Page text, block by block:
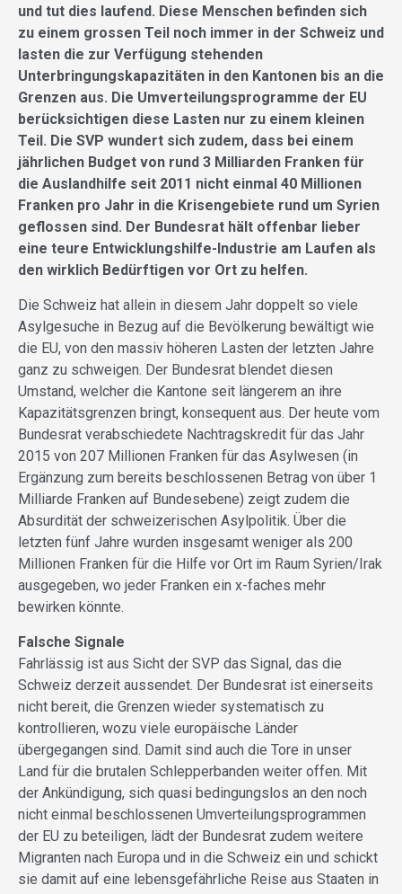
und tut dies laufend. Diese Menschen befinden sich
zu einem grossen Teil noch immer in der Schweiz und
lasten die zur Verfügung stehenden
Unterbringungskapazitäten in den Kantonen bis an die
Grenzen aus. Die Umverteilungsprogramme der EU
berücksichtigen diese Lasten nur zu einem kleinen
Teil. Die SVP wundert sich zudem, dass bei einem
jährlichen Budget von rund 3 Milliarden Franken für
die Auslandhilfe seit 2011 nicht einmal 40 Millionen
Franken pro Jahr in die Krisengebiete rund um Syrien
geflossen sind. Der Bundesrat hält offenbar lieber
eine teure Entwicklungshilfe-Industrie am Laufen als
den wirklich Bedürftigen vor Ort zu helfen.
Die Schweiz hat allein in diesem Jahr doppelt so viele
Asylgesuche in Bezug auf die Bevölkerung bewältigt wie
die EU, von den massiv höheren Lasten der letzten Jahre
ganz zu schweigen. Der Bundesrat blendet diesen
Umstand, welcher die Kantone seit längerem an ihre
Kapazitätsgrenzen bringt, konsequent aus. Der heute vom
Bundesrat verabschiedete Nachtragskredit für das Jahr
2015 von 207 Millionen Franken für das Asylwesen (in
Ergänzung zum bereits beschlossenen Betrag von über 1
Milliarde Franken auf Bundesebene) zeigt zudem die
Absurdität der schweizerischen Asylpolitik. Über die
letzten fünf Jahre wurden insgesamt weniger als 200
Millionen Franken für die Hilfe vor Ort im Raum Syrien/Irak
ausgegeben, wo jeder Franken ein x-faches mehr
bewirken könnte.
Falsche Signale
Fahrlässig ist aus Sicht der SVP das Signal, das die
Schweiz derzeit aussendet. Der Bundesrat ist einerseits
nicht bereit, die Grenzen wieder systematisch zu
kontrollieren, wozu viele europäische Länder
übergegangen sind. Damit sind auch die Tore in unser
Land für die brutalen Schlepperbanden weiter offen. Mit
der Ankündigung, sich quasi bedingungslos an den noch
nicht einmal beschlossenen Umverteilungsprogrammen
der EU zu beteiligen, lädt der Bundesrat zudem weitere
Migranten nach Europa und in die Schweiz ein und schickt
sie damit auf eine lebensgefährliche Reise aus Staaten in